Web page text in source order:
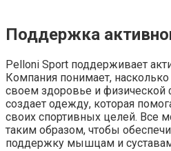
Поддержка
Pelloni Sport поддерживает
Компания понимает,
своем здоровье и
создает одежду, которая
своих спортивных целей. Все
таким образом, чтобы
поддержку мышцам и